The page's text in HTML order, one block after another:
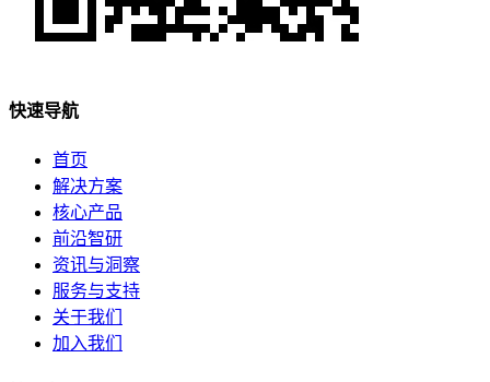
快速导航
首页
解决方案
核心产品
前沿智研
资讯与洞察
服务与支持
关于我们
加入我们